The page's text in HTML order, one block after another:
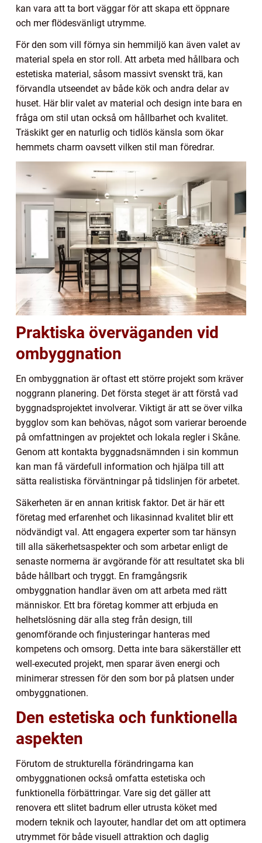
kan vara att ta bort väggar för att skapa ett öppnare
och mer flödesvänligt utrymme.
För den som vill förnya sin hemmiljö kan även valet av
material spela en stor roll. Att arbeta med hållbara och
estetiska material, såsom massivt svenskt trä, kan
förvandla utseendet av både kök och andra delar av
huset. Här blir valet av material och design inte bara en
fråga om stil utan också om hållbarhet och kvalitet.
Träskikt ger en naturlig och tidlös känsla som ökar
hemmets charm oavsett vilken stil man föredrar.
Praktiska överväganden vid
ombyggnation
En ombyggnation är oftast ett större projekt som kräver
noggrann planering. Det första steget är att förstå vad
byggnadsprojektet involverar. Viktigt är att se över vilka
bygglov som kan behövas, något som varierar beroende
på omfattningen av projektet och lokala regler i Skåne.
Genom att kontakta byggnadsnämnden i sin kommun
kan man få värdefull information och hjälpa till att
sätta realistiska förväntningar på tidslinjen för arbetet.
Säkerheten är en annan kritisk faktor. Det är här ett
företag med erfarenhet och likasinnad kvalitet blir ett
nödvändigt val. Att engagera experter som tar hänsyn
till alla säkerhetsaspekter och som arbetar enligt de
senaste normerna är avgörande för att resultatet ska bli
både hållbart och tryggt. En framgångsrik
ombyggnation handlar även om att arbeta med rätt
människor. Ett bra företag kommer att erbjuda en
helhetslösning där alla steg från design, till
genomförande och finjusteringar hanteras med
kompetens och omsorg. Detta inte bara säkerställer ett
well-executed projekt, men sparar även energi och
minimerar stressen för den som bor på platsen under
ombyggnationen.
Den estetiska och funktionella
aspekten
Förutom de strukturella förändringarna kan
ombyggnationen också omfatta estetiska och
funktionella förbättringar. Vare sig det gäller att
renovera ett slitet badrum eller utrusta köket med
modern teknik och layouter, handlar det om att optimera
utrymmet för både visuell attraktion och daglig